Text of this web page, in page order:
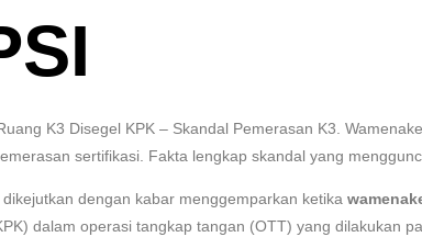
K3 Disegel KPK – Skandal Pemerasan K3.
sertifikasi. Fakta lengkap skandal yang
dengan kabar menggemparkan ketika
dalam operasi tangkap tangan (OTT) yang dilakukan